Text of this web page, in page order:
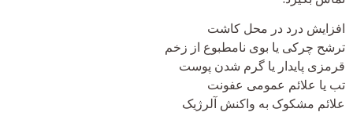
افزایش درد در محل کاشت
ترشح چرکی یا بوی نامطبوع از زخم
قرمزی پایدار یا گرم شدن پوست
تب یا علائم عمومی عفونت
علائم مشکوک به واکنش آلرژیک